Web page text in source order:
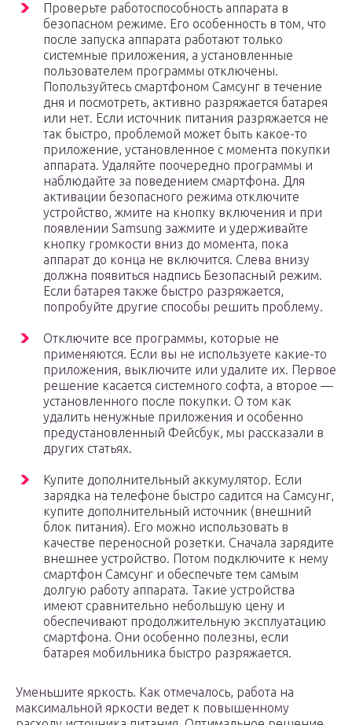
Проверьте работоспособность аппарата в
безопасном режиме. Его особенность в том, что
после запуска аппарата работают только
системные приложения, а установленные
пользователем программы отключены.
Попользуйтесь смартфоном Самсунг в течение
дня и посмотреть, активно разряжается батарея
или нет. Если источник питания разряжается не
так быстро, проблемой может быть какое-то
приложение, установленное с момента покупки
аппарата. Удаляйте поочередно программы и
наблюдайте за поведением смартфона. Для
активации безопасного режима отключите
устройство, жмите на кнопку включения и при
появлении Samsung зажмите и удерживайте
кнопку громкости вниз до момента, пока
аппарат до конца не включится. Слева внизу
должна появиться надпись Безопасный режим.
Если батарея также быстро разряжается,
попробуйте другие способы решить проблему.
Отключите все программы, которые не
применяются. Если вы не используете какие-то
приложения, выключите или удалите их. Первое
решение касается системного софта, а второе —
установленного после покупки. О том как
удалить ненужные приложения и особенно
предустановленный Фейсбук, мы рассказали в
других статьях.
Купите дополнительный аккумулятор. Если
зарядка на телефоне быстро садится на Самсунг,
купите дополнительный источник (внешний
блок питания). Его можно использовать в
качестве переносной розетки. Сначала зарядите
внешнее устройство. Потом подключите к нему
смартфон Самсунг и обеспечьте тем самым
долгую работу аппарата. Такие устройства
имеют сравнительно небольшую цену и
обеспечивают продолжительную эксплуатацию
смартфона. Они особенно полезны, если
батарея мобильника быстро разряжается.
Уменьшите яркость. Как отмечалось, работа на
максимальной яркости ведет к повышенному